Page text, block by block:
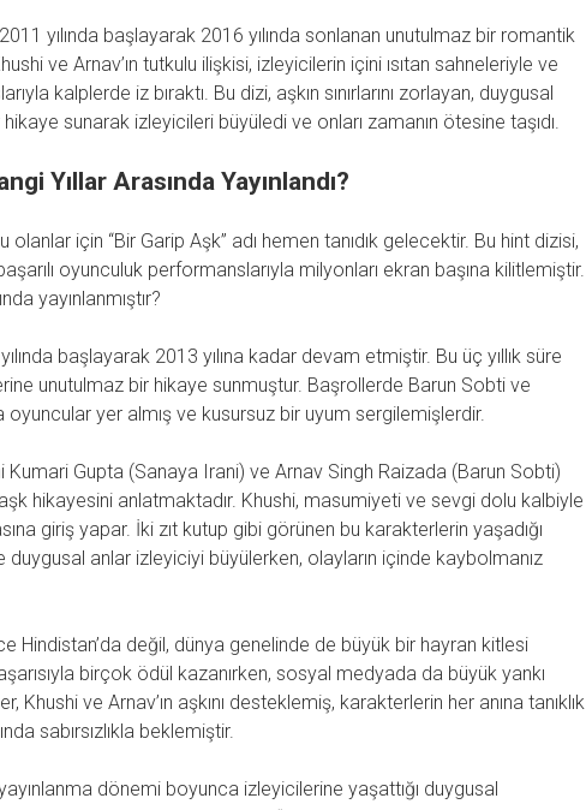
yılında başlayarak 2016 yılında sonlanan unutulmaz bir romantik
ve Arnav’ın tutkulu ilişkisi, izleyicilerin içini ısıtan sahneleriyle ve
kalplerde iz bıraktı. Bu dizi, aşkın sınırlarını zorlayan, duygusal
sunarak izleyicileri büyüledi ve onları zamanın ötesine taşıdı.
Yıllar Arasında Yayınlandı?
olanlar için “Bir Garip Aşk” adı hemen tanıdık gelecektir. Bu hint dizisi,
oyunculuk performanslarıyla milyonları ekran başına kilitlemiştir.
yayınlanmıştır?
başlayarak 2013 yılına kadar devam etmiştir. Bu üç yıllık süre
unutulmaz bir hikaye sunmuştur. Başrollerde Barun Sobti ve
oyuncular yer almış ve kusursuz bir uyum sergilemişlerdir.
Kumari Gupta (Sanaya Irani) ve Arnav Singh Raizada (Barun Sobti)
hikayesini anlatmaktadır. Khushi, masumiyeti ve sevgi dolu kalbiyle
giriş yapar. İki zıt kutup gibi görünen bu karakterlerin yaşadığı
anlar izleyiciyi büyülerken, olayların içinde kaybolmanız
Hindistan’da değil, dünya genelinde de büyük bir hayran kitlesi
birçok ödül kazanırken, sosyal medyada da büyük yankı
Khushi ve Arnav’ın aşkını desteklemiş, karakterlerin her anına tanıklık
sabırsızlıkla beklemiştir.
dönemi boyunca izleyicilerine yaşattığı duygusal